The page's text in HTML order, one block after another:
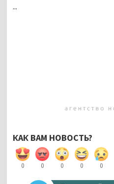
...
КАК ВАМ НОВОСТЬ?
0 0 0 0 0